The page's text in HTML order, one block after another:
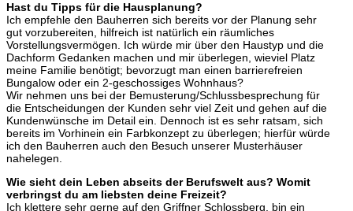
Hast du Tipps für die Hausplanung?
Ich empfehle den Bauherren sich bereits vor der Planung sehr
gut vorzubereiten, hilfreich ist natürlich ein räumliches
Vorstellungsvermögen. Ich würde mir über den Haustyp und die
Dachform Gedanken machen und mir überlegen, wieviel Platz
meine Familie benötigt; bevorzugt man einen barrierefreien
Bungalow oder ein 2-geschossiges Wohnhaus?
Wir nehmen uns bei der Bemusterung/Schlussbesprechung für
die Entscheidungen der Kunden sehr viel Zeit und gehen auf die
Kundenwünsche im Detail ein. Dennoch ist es sehr ratsam, sich
bereits im Vorhinein ein Farbkonzept zu überlegen; hierfür würde
ich den Bauherren auch den Besuch unserer Musterhäuser
nahelegen.
Wie sieht dein Leben abseits der Berufswelt aus? Womit
verbringst du am liebsten deine Freizeit?
Ich klettere sehr gerne auf den Griffner Schlossberg, bin ein